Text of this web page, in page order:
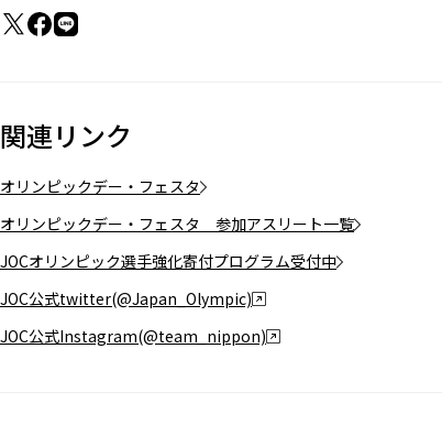
関連リンク
オリンピックデー・フェスタ
オリンピックデー・フェスタ 参加アスリート一覧
JOCオリンピック選手強化寄付プログラム受付中
JOC公式twitter(@Japan_Olympic)
JOC公式Instagram(@team_nippon)